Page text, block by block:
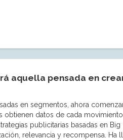
aquella pensada en
en segmentos, ahora
obtienen datos de cada
publicitarias basadas en
relevancia y recompensa.